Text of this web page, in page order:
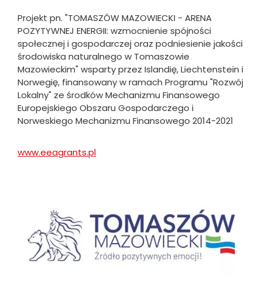
Projekt pn. "TOMASZÓW MAZOWIECKI - ARENA
POZYTYWNEJ ENERGII: wzmocnienie spójności
społecznej i gospodarczej oraz podniesienie jakości
środowiska naturalnego w Tomaszowie
Mazowieckim" wsparty przez Islandię, Liechtenstein i
Norwegię, finansowany w ramach Programu "Rozwój
Lokalny" ze środków Mechanizmu Finansowego
Europejskiego Obszaru Gospodarczego i
Norweskiego Mechanizmu Finansowego 2014-2021
www.eeagrants.pl